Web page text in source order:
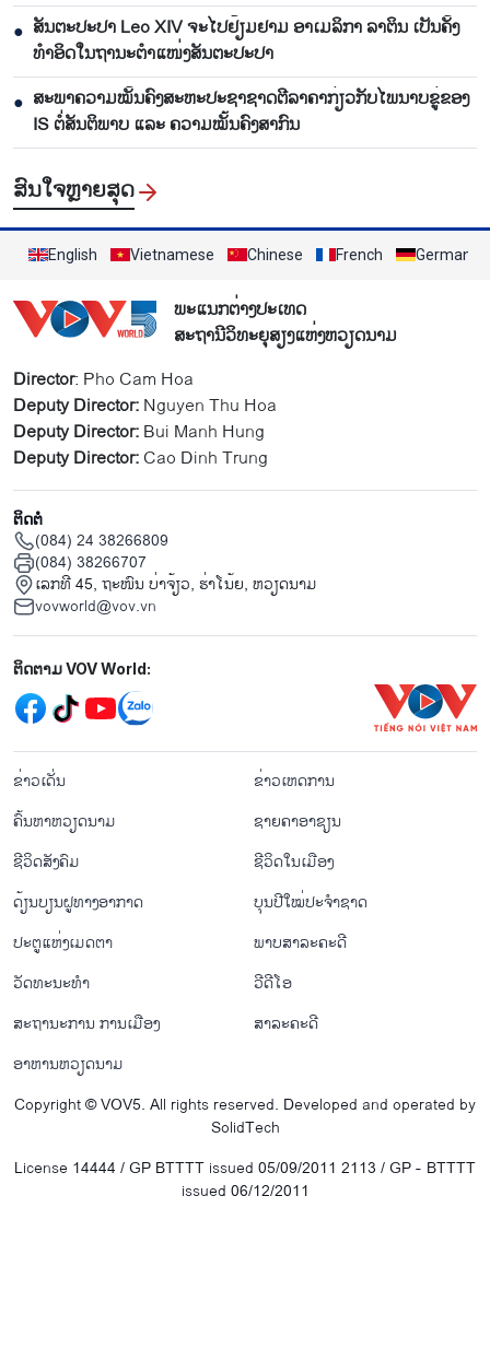
● ສັນຕະປະປາ Leo XIV ຈະໄປຢ້ຽມຢາມ ອາເມລິກາ ລາຕິນ ເປັນຄັ້ງ
ທຳອິດໃນຖານະຕຳແໜ່ງສັນຕະປະປາ
● ສະພາຄວາມໝັ້ນຄົງສະຫະປະຊາຊາດຕີລາຄາກ່ຽວກັບໄພນາບຂູ່ຂອງ
IS ຕໍ່ສັນຕິພາບ ແລະ ຄວາມໝັ້ນຄົງສາກົນ
ສົນ​ໃຈ​ຫຼາຍ​ສຸດ
English Vietnamese Chinese French German
ພະແນກຕ່າງປະເທດ
ສະຖານີວິທະຍຸສຽງແຫ່ງຫວຽດນາມ
Director: Pho Cam Hoa
Deputy Director:Nguyen Thu Hoa
Deputy Director:Bui Manh Hung
Deputy Director:Cao Dinh Trung
ຕິດຕໍ່
(084) 24 38266809
(084) 38266707
ເລກທີ 45, ຖະໜົນ ບ່າ​ຈ້ຽວ, ຮ່າ​ໂນ້ຍ, ຫວຽດນາມ
vovworld@vov.vn
Mạng xã hội
ຕິດຕາມ VOV World:
menu footer tiếng Lào
ຂ່າວເດັ່ນ
ຂ່າວເຫດການ
ຄົ້ນຫາຫວຽດນາມ
ຊາຍຄາອາຊຽນ
ຊີ​ວິດ​ສັງ​ຄົມ
ຊີ​ວິດ​ໃນ​ເມືອງ
ດ້ຽນບຽນ​ຝູທາງ​ອາກາດ
ບຸນປີໃໝ່ປະຈຳຊາດ
ປະຕູແຫ່ງເມດຕາ
ພາບສາລະຄະດີ
ວັດທະນະທໍາ
ວີດີໂອ
ສະຖານະການ ການເມືອງ
ສາລະຄະດີ
ອາຫານຫວຽດນາມ
Copyright © VOV5. All rights reserved. Developed and operated by
SolidTech
License 14444 / GP BTTTT issued 05/09/2011 2113 / GP - BTTTT
issued 06/12/2011